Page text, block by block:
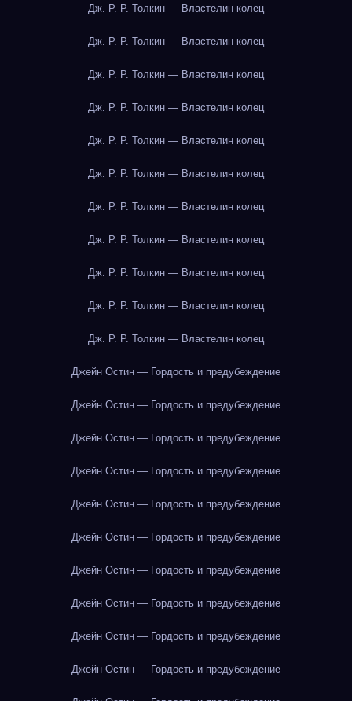
Дж. Р. Р. Толкин — Властелин колец
Дж. Р. Р. Толкин — Властелин колец
Дж. Р. Р. Толкин — Властелин колец
Дж. Р. Р. Толкин — Властелин колец
Дж. Р. Р. Толкин — Властелин колец
Дж. Р. Р. Толкин — Властелин колец
Дж. Р. Р. Толкин — Властелин колец
Дж. Р. Р. Толкин — Властелин колец
Дж. Р. Р. Толкин — Властелин колец
Дж. Р. Р. Толкин — Властелин колец
Дж. Р. Р. Толкин — Властелин колец
Джейн Остин — Гордость и предубеждение
Джейн Остин — Гордость и предубеждение
Джейн Остин — Гордость и предубеждение
Джейн Остин — Гордость и предубеждение
Джейн Остин — Гордость и предубеждение
Джейн Остин — Гордость и предубеждение
Джейн Остин — Гордость и предубеждение
Джейн Остин — Гордость и предубеждение
Джейн Остин — Гордость и предубеждение
Джейн Остин — Гордость и предубеждение